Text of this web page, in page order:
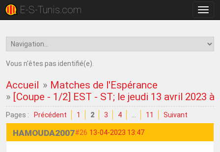
la
E-S-Tunis.com
Vous n'êtes pas identifié(e).
Accueil » Matches de l'Espérance
» [Coupe - 1/2] EST - ST; le jeudi 13 avril 2023 à
Pages : Précédent 1 2 3 4 11 Suivant
#26 13-04-2023 13:47
HAMOUDA2007